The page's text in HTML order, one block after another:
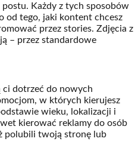
Każdy z tych sposobów
od tego, jaki kontent chcesz
przez stories. Zdjęcia z
– przez standardowe
dotrzeć do nowych
w których kierujesz
wieku, lokalizacji i
kierować reklamy do osób
polubili twoją stronę lub